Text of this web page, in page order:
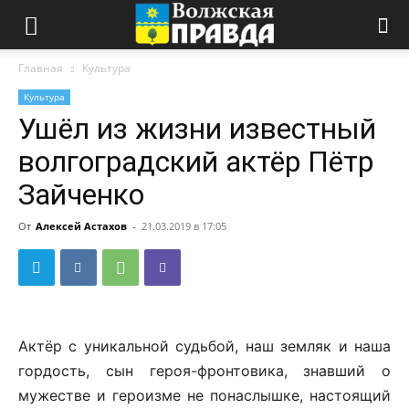
Главная Культура
Культура
Ушёл из жизни известный
волгоградский актёр Пётр
Зайченко
От Алексей Астахов - 21.03.2019 в 17:05
Актёр с уникальной судьбой, наш земляк и наша
гордость, сын героя-фронтовика, знавший о
мужестве и героизме не понаслышке, настоящий